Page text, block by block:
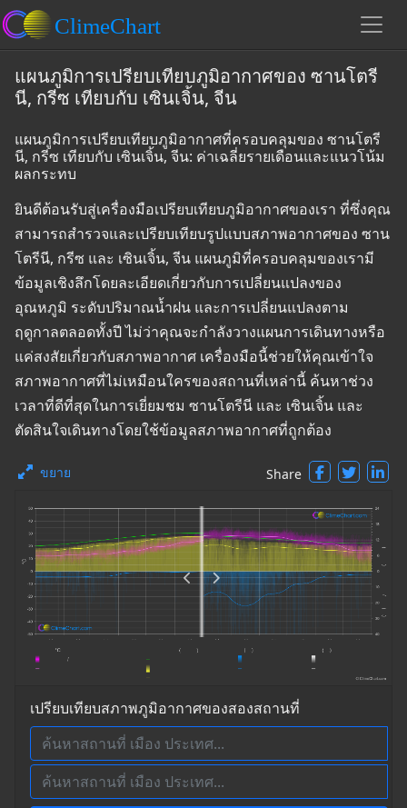
แผนภูมิการเปรียบเทียบภูมิอากาศของ ซานโตรี
นี, กรีซ เทียบกับ เซินเจิ้น, จีน
แผนภูมิการเปรียบเทียบภูมิอากาศที่ครอบคลุมของ ซานโตรี
นี, กรีซ เทียบกับ เซินเจิ้น, จีน: ค่าเฉลี่ยรายเดือนและแนวโน้ม
ผลกระทบ
ยินดีต้อนรับสู่เครื่องมือเปรียบเทียบภูมิอากาศของเรา ที่ซึ่งคุณ
สามารถสำรวจและเปรียบเทียบรูปแบบสภาพอากาศของ ซาน
โตรีนี, กรีซ และ เซินเจิ้น, จีน แผนภูมิที่ครอบคลุมของเรามี
ข้อมูลเชิงลึกโดยละเอียดเกี่ยวกับการเปลี่ยนแปลงของ
อุณหภูมิ ระดับปริมาณน้ำฝน และการเปลี่ยนแปลงตาม
ฤดูกาลตลอดทั้งปี ไม่ว่าคุณจะกำลังวางแผนการเดินทางหรือ
แค่สงสัยเกี่ยวกับสภาพอากาศ เครื่องมือนี้ช่วยให้คุณเข้าใจ
สภาพอากาศที่ไม่เหมือนใครของสถานที่เหล่านี้ ค้นหาช่วง
เวลาที่ดีที่สุดในการเยี่ยมชม ซานโตรีนี และ เซินเจิ้น และ
ตัดสินใจเดินทางโดยใช้ข้อมูลสภาพอากาศที่ถูกต้อง
ขยาย Share
เปรียบเทียบสภาพภูมิอากาศของสองสถานที่